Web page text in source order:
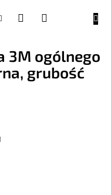
3M ogólnego
grubość